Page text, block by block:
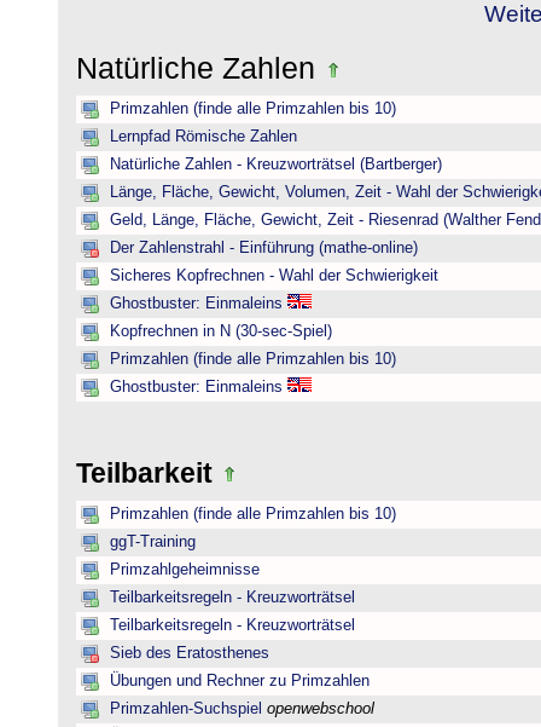
Natürliche Zahlen
Primzahlen (finde alle Primzahlen bis 10)
Lernpfad Römische Zahlen
Natürliche Zahlen - Kreuzworträtsel (Bartberger)
Länge, Fläche, Gewicht, Volumen, Zeit - Wahl der
Geld, Länge, Fläche, Gewicht, Zeit - Riesenrad (Walther
Der Zahlenstrahl - Einführung (mathe-online)
Sicheres Kopfrechnen - Wahl der Schwierigkeit
Ghostbuster: Einmaleins
Kopfrechnen in N (30-sec-Spiel)
Primzahlen (finde alle Primzahlen bis 10)
Ghostbuster: Einmaleins
Teilbarkeit
Primzahlen (finde alle Primzahlen bis 10)
ggT-Training
Primzahlgeheimnisse
Teilbarkeitsregeln - Kreuzworträtsel
Teilbarkeitsregeln - Kreuzworträtsel
Sieb des Eratosthenes
Übungen und Rechner zu Primzahlen
Primzahlen-Suchspiel openwebschool